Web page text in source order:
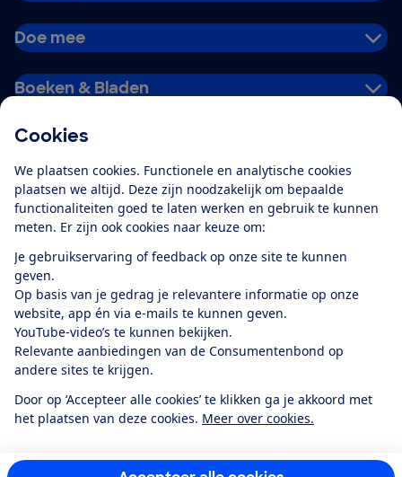
Cookies
We plaatsen cookies. Functionele en analytische cookies
plaatsen we altijd. Deze zijn noodzakelijk om bepaalde
functionaliteiten goed te laten werken en gebruik te kunnen
meten. Er zijn ook cookies naar keuze om:
Je gebruikservaring of feedback op onze site te kunnen
geven.
Op basis van je gedrag je relevantere informatie op onze
website, app én via e-mails te kunnen geven.
YouTube-video’s te kunnen bekijken.
Relevante aanbiedingen van de Consumentenbond op
andere sites te krijgen.
Door op ‘Accepteer alle cookies’ te klikken ga je akkoord met
het plaatsen van deze cookies. Meer over cookies.
Doe mee
Boeken & Bladen
Alles over de
app
Algemene Voorwaarden
Privacyverklaring
Cookiebeleid
Privacyvoorkeuren
Toegankelijkheid
RSS-feed nieuws
FacebookTwitterInstagram
YoutubeLinkedIn
12.901consumentenbeoordelen de Consumentenbondmet gemiddeld